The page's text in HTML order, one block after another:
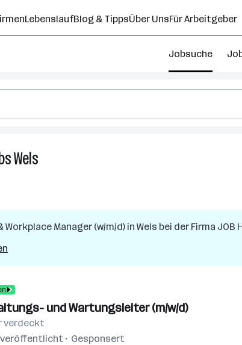
LebenslaufBlog & TippsÜber UnsFür Arbeitgeber
Jobsuche
Wels
in
Wels
Workplace Manager (w/m/d) in Wels bei der Firma JOB
und Wartungsleiter (m/w/d)
verdeckt
veröffentlicht
Gesponsert